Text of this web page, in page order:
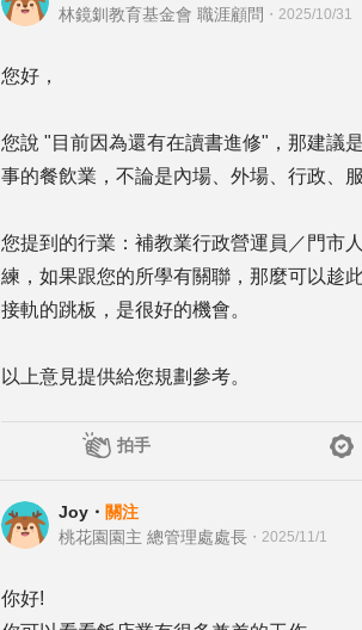
林鏡釧教育基金會 職涯顧問 ・ 2025/10/31
您好，
您說 "目前因為還有在讀書進修"，那建議
事的餐飲業，不論是內場、外場、行政、
您提到的行業：補教業行政營運員／門市
練，如果跟您的所學有關聯，那麼可以趁
接軌的跳板，是很好的機會。
以上意見提供給您規劃參考。
拍手
Joy ・ 關注
桃花園園主 總管理處處長 ・ 2025/11/1
你好!